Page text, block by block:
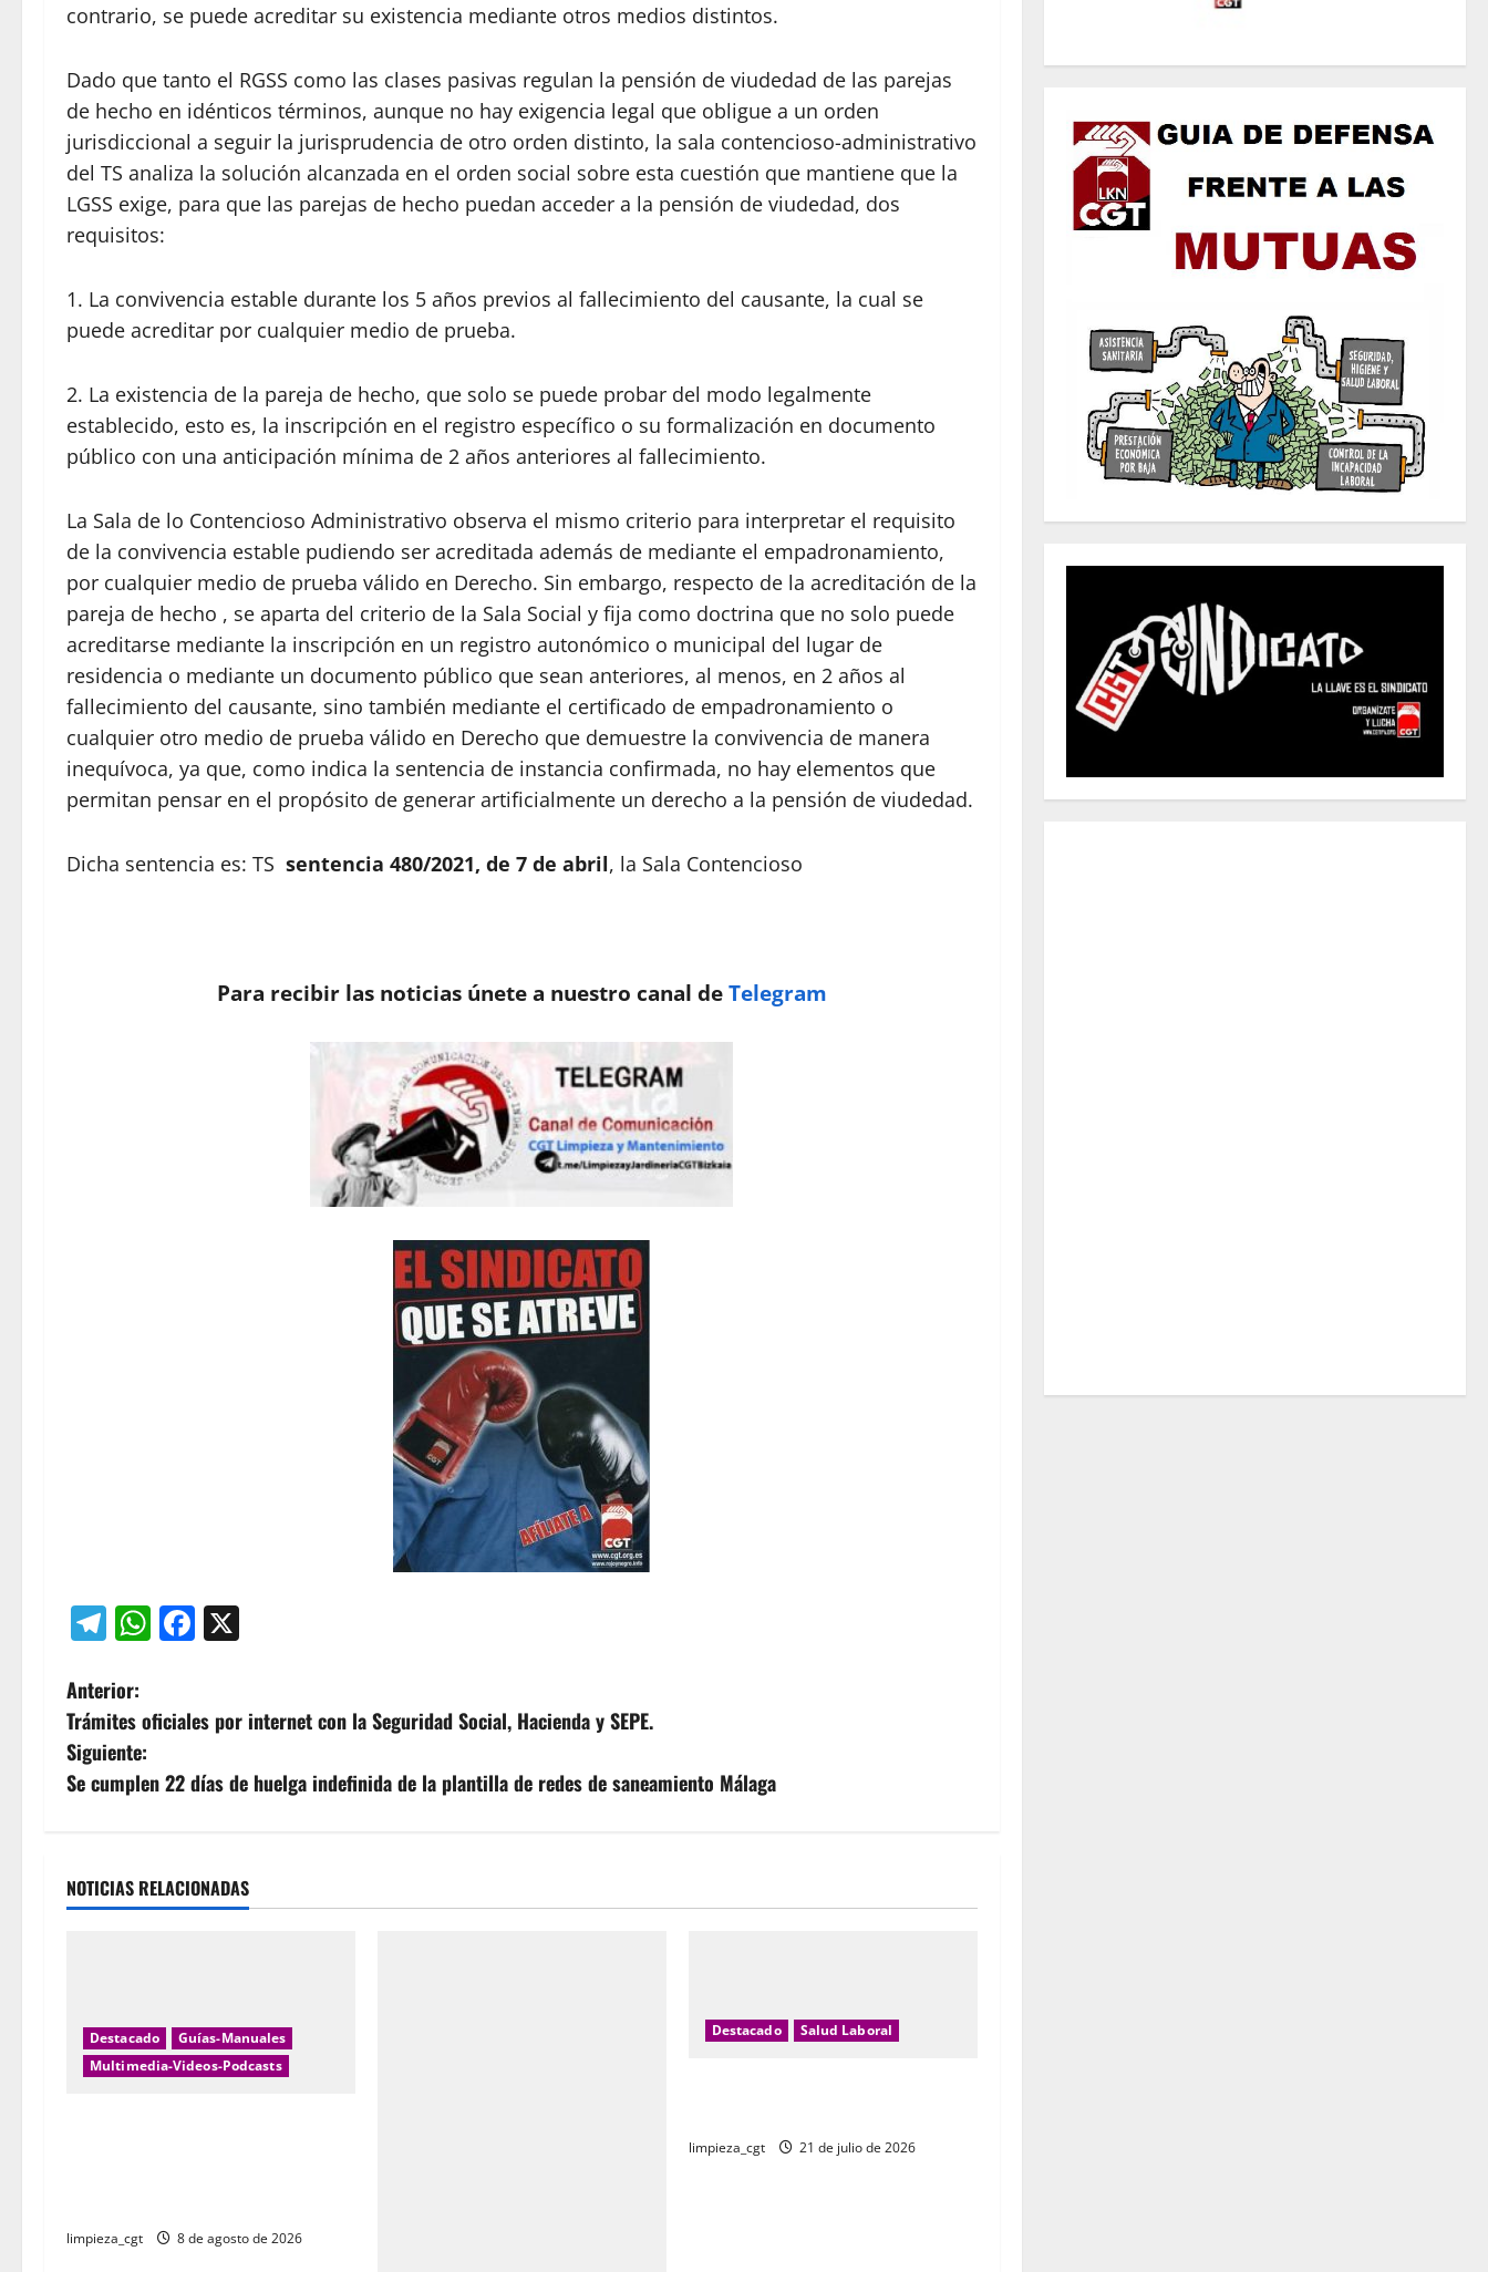
contrario, se puede acreditar su existencia mediante otros medios distintos.
Dado que tanto el RGSS como las clases pasivas regulan la pensión de viudedad de las parejas
de hecho en idénticos términos, aunque no hay exigencia legal que obligue a un orden
jurisdiccional a seguir la jurisprudencia de otro orden distinto, la sala contencioso-administrativo
del TS analiza la solución alcanzada en el orden social sobre esta cuestión que mantiene que la
LGSS exige, para que las parejas de hecho puedan acceder a la pensión de viudedad, dos
requisitos:
1. La convivencia estable durante los 5 años previos al fallecimiento del causante, la cual se
puede acreditar por cualquier medio de prueba.
2. La existencia de la pareja de hecho, que solo se puede probar del modo legalmente
establecido, esto es, la inscripción en el registro específico o su formalización en documento
público con una anticipación mínima de 2 años anteriores al fallecimiento.
La Sala de lo Contencioso Administrativo observa el mismo criterio para interpretar el requisito
de la convivencia estable pudiendo ser acreditada además de mediante el empadronamiento,
por cualquier medio de prueba válido en Derecho. Sin embargo, respecto de la acreditación de la
pareja de hecho , se aparta del criterio de la Sala Social y fija como doctrina que no solo puede
acreditarse mediante la inscripción en un registro autonómico o municipal del lugar de
residencia o mediante un documento público que sean anteriores, al menos, en 2 años al
fallecimiento del causante, sino también mediante el certificado de empadronamiento o
cualquier otro medio de prueba válido en Derecho que demuestre la convivencia de manera
inequívoca, ya que, como indica la sentencia de instancia confirmada, no hay elementos que
permitan pensar en el propósito de generar artificialmente un derecho a la pensión de viudedad.
Dicha sentencia es: TS sentencia 480/2021, de 7 de abril, la Sala Contencioso
Para recibir las noticias únete a nuestro canal de Telegram
Telegram
WhatsApp
Facebook
N
a
v
g
e
Anterior:
Trámites oficiales por internet con la Seguridad Social, Hacienda y SEPE.
Siguiente:
Se cumplen 22 días de huelga indefinida de la plantilla de redes de saneamiento Málaga
NOTICIAS RELACIONADAS
Destacado
Guías-Manuales
Multimedia-Videos-Podcasts
limpieza_cgt 8 de agosto de 2026
Destacado Salud Laboral
limpieza_cgt 21 de julio de 2026